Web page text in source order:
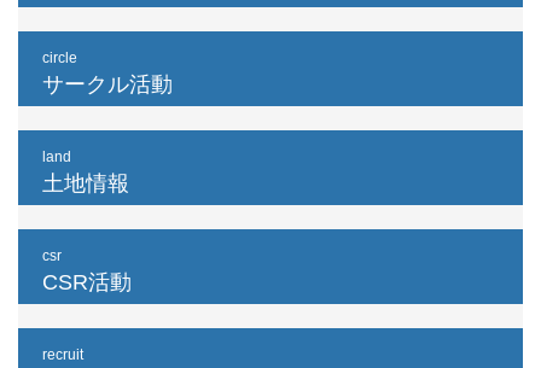
circle
サークル活動
land
土地情報
csr
CSR活動
recruit